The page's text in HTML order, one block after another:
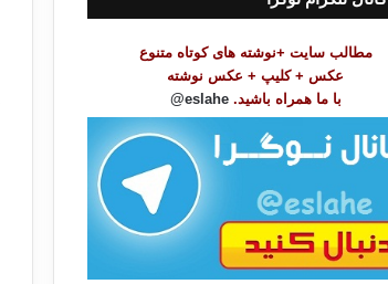
مطالب سایت +نوشته های کوتاه متنوع
عکس + کلیپ + عکس نوشته
با ما همراه باشید. eslahe@